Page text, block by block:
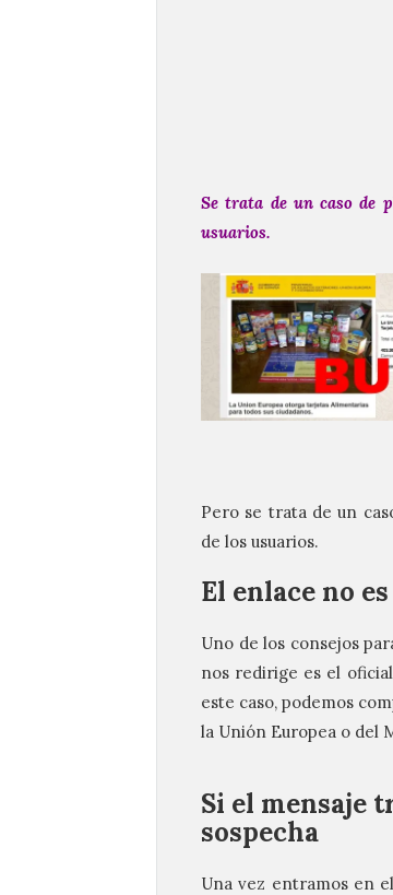
Se trata de un caso de
usuarios.
Pero se trata de un
de los usuarios.
El enlace no
Uno de los consejos
nos redirige es el
este caso, podemos
la Unión Europea o del
Si el mensaje
sospecha
Una vez entramos en